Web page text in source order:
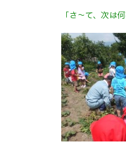
「さ～て、次は